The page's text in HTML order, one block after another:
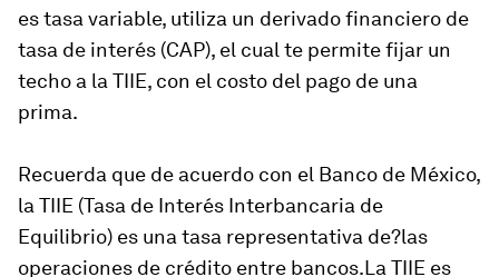
es tasa variable, utiliza un derivado financiero de
tasa de interés (CAP), el cual te permite fijar un
techo a la TIIE, con el costo del pago de una
prima.
Recuerda que de acuerdo con el Banco de México,
la TIIE (Tasa de Interés Interbancaria de
Equilibrio) es una tasa representativa de?las
operaciones de crédito entre bancos.La TIIE es